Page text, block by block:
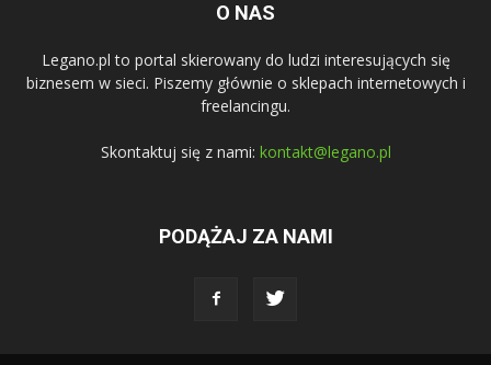
O NAS
Legano.pl to portal skierowany do ludzi interesujących się
biznesem w sieci. Piszemy głównie o sklepach internetowych i
freelancingu.
Skontaktuj się z nami: kontakt@legano.pl
PODĄŻAJ ZA NAMI